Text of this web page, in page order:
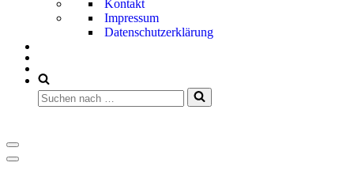
Kontakt
Impressum
Datenschutzerklärung
Suchen
nach …
Navigationsmenü
Navigationsmenü